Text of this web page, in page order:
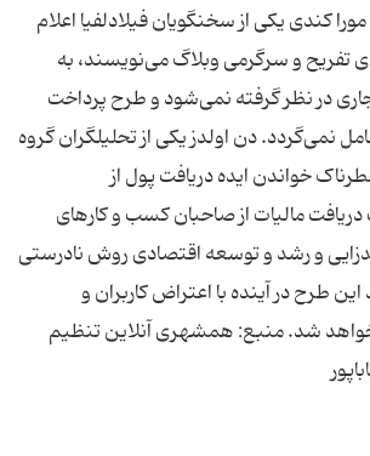
کندی یکی از سخنگویان فیلادلفیا اعلام
تفریح و سرگرمی وبلاگ می‌نویسند، به
در نظر گرفته نمی‌شود و طرح پرداخت
نمی‌گردد. دن اولدز یکی از تحلیلگران گروه
خواندن ایده دریافت پول از
مالیات از صاحبان کسب و کارهای
و رشد و توسعه اقتصادی روش نادرستی
طرح در آینده با اعتراض کاربران و
شد. منبع: همشهری آنلاین تنظیم